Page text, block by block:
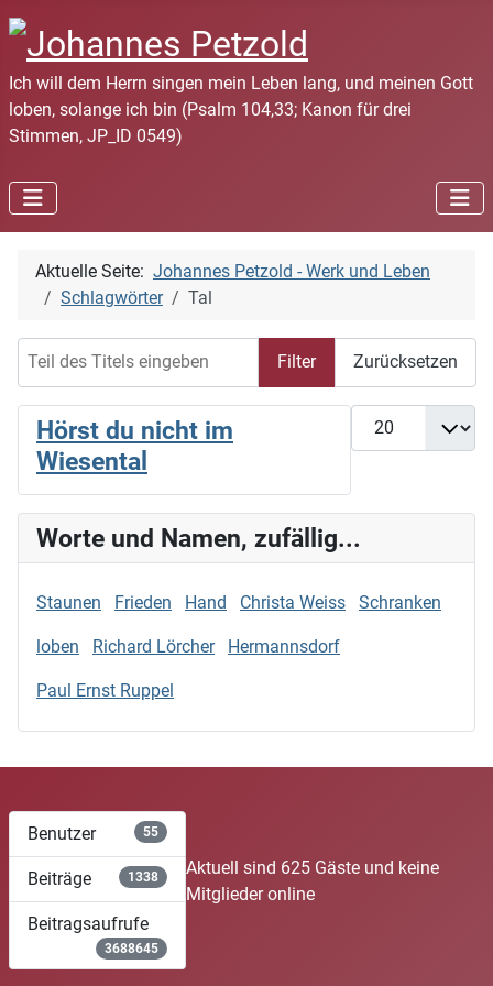
Ich will dem Herrn singen mein Leben lang, und meinen Gott
loben, solange ich bin (Psalm 104,33; Kanon für drei
Stimmen, JP_ID 0549)
Aktuelle Seite: Johannes Petzold - Werk und Leben
Schlagwörter
Tal
Filter Zurücksetzen
Anzeige #
Hörst du nicht im
Wiesental
Worte und Namen, zufällig...
Staunen Frieden Hand Christa Weiss Schranken
loben Richard Lörcher Hermannsdorf
Paul Ernst Ruppel
Benutzer 55
Beiträge 1338
Beitragsaufrufe
3688645
Aktuell sind 625 Gäste und keine
Mitglieder online